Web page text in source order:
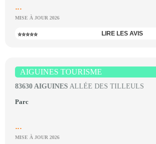
...
MISE À JOUR 2026
⭐⭐⭐⭐⭐ LIRE LES AVIS
AIGUINES TOURISME
83630 AIGUINES ALLÉE DES TILLEULS
Parc
...
MISE À JOUR 2026